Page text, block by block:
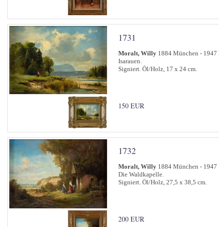
1731
Moralt, Willy 1884 München - 1947
Isarauen.
Signiert. Öl/Holz, 17 x 24 cm.
150 EUR
1732
Moralt, Willy 1884 München - 1947
Die Waldkapelle.
Signiert. Öl/Holz, 27,5 x 38,5 cm.
200 EUR